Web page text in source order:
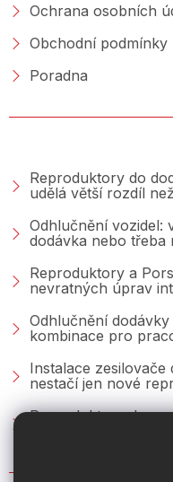
Ochrana osobních
Obchodní podmínky
Poradna
Reproduktory do
udělá větší rozdíl
Odhlučnění vozidel:
dodávka nebo třeba
Reproduktory a
nevratných úprav
Odhlučnění
kombinace pro
Instalace zesilovače
nestačí jen nové
Reproduktory do
Fabie, Octavie a